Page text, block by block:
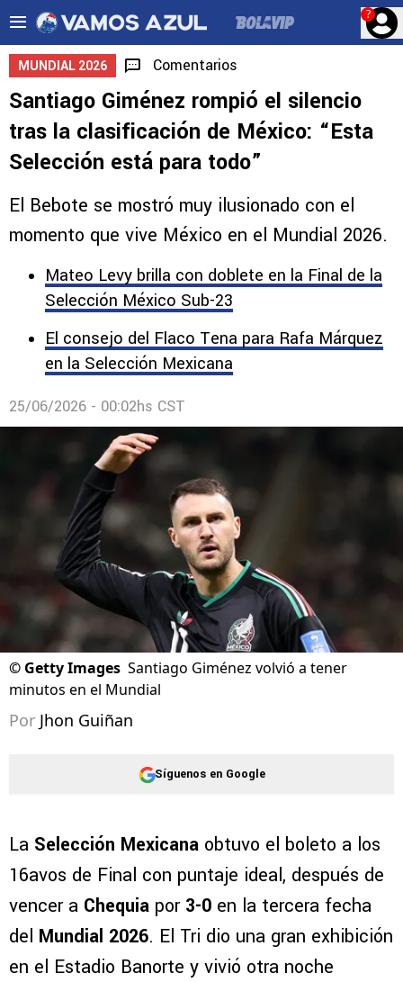
?
MUNDIAL 2026 Comentarios
Santiago Giménez rompió el silencio
tras la clasificación de México: “Esta
Selección está para todo”
El Bebote se mostró muy ilusionado con el
momento que vive México en el Mundial 2026.
Mateo Levy brilla con doblete en la Final de la
Selección México Sub-23
El consejo del Flaco Tena para Rafa Márquez
en la Selección Mexicana
25/06/2026 - 00:02hs CST
© Getty Images Santiago Giménez volvió a tener
minutos en el Mundial
Por Jhon Guiñan
Síguenos en Google
La Selección Mexicana obtuvo el boleto a los
16avos de Final con puntaje ideal, después de
vencer a Chequia por 3-0 en la tercera fecha
del Mundial 2026. El Tri dio una gran exhibición
en el Estadio Banorte y vivió otra noche